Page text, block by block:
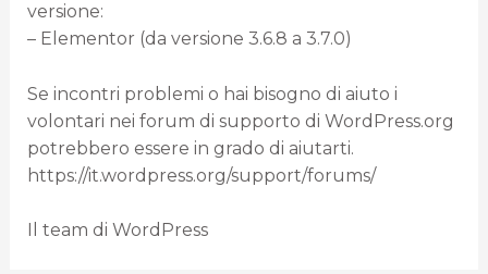
versione:
– Elementor (da versione 3.6.8 a 3.7.0)
Se incontri problemi o hai bisogno di aiuto i
volontari nei forum di supporto di WordPress.org
potrebbero essere in grado di aiutarti.
https://it.wordpress.org/support/forums/
Il team di WordPress